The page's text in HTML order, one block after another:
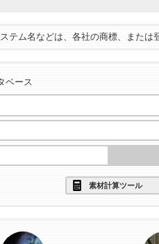
テム名などは、各社の商標、または
ベース
素材計算ツール